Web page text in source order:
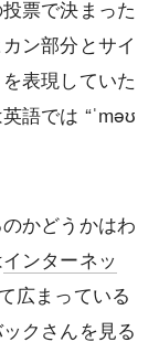
票で決まった
ン部分とサイ
表現していた
語では “ˈməʊ
かどうかはわ
インターネッ
広まっている
クさんを見る